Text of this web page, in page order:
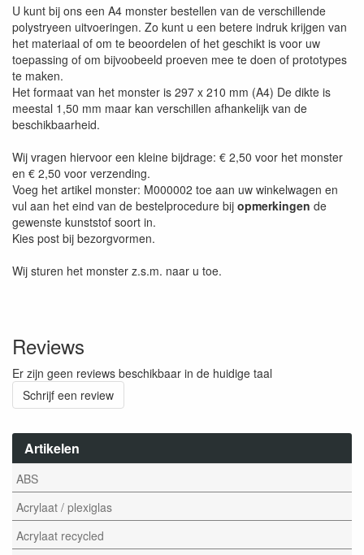
Artikelen
ABS
Acrylaat / plexiglas
Acrylaat recycled
U kunt bij ons een A4 monster bestellen van de verschillende
polystryeen uitvoeringen. Zo kunt u een betere indruk krijgen van
het materiaal of om te beoordelen of het geschikt is voor uw
toepassing of om bijvoobeeld proeven mee te doen of prototypes
te maken.
Het formaat van het monster is 297 x 210 mm (A4) De dikte is
meestal 1,50 mm maar kan verschillen afhankelijk van de
beschikbaarheid.
Wij vragen hiervoor een kleine bijdrage: € 2,50 voor het monster
en € 2,50 voor verzending.
Voeg het artikel monster: M000002 toe aan uw winkelwagen en
vul aan het eind van de bestelprocedure bij opmerkingen de
gewenste kunststof soort in.
Kies post bij bezorgvormen.
Wij sturen het monster z.s.m. naar u toe.
Reviews
Er zijn geen reviews beschikbaar in de huidige taal
Schrijf een review